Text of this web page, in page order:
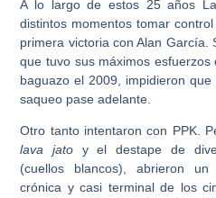
A lo largo de estos 25 años
distintos momentos tomar
primera victoria con Alan García.
que tuvo sus máximos
baguazo el 2009, impidieron
saqueo pase adelante.
Otro tanto intentaron con PPK.
lava jato y el destape de
(cuellos blancos), abrieron un
crónica y casi terminal de los